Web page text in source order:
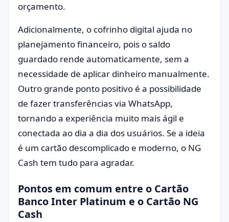
orçamento.
Adicionalmente, o cofrinho digital ajuda no
planejamento financeiro, pois o saldo
guardado rende automaticamente, sem a
necessidade de aplicar dinheiro manualmente.
Outro grande ponto positivo é a possibilidade
de fazer transferências via WhatsApp,
tornando a experiência muito mais ágil e
conectada ao dia a dia dos usuários. Se a ideia
é um cartão descomplicado e moderno, o NG
Cash tem tudo para agradar.
Pontos em comum entre o Cartão
Banco Inter Platinum e o Cartão NG
Cash